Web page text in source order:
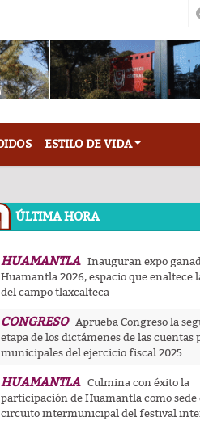
ESTILO DE VIDA
ÚLTIMA HORA
HUAMANTLA Inauguran expo
Huamantla 2026, espacio que enaltece
del campo tlaxcalteca
CONGRESO Aprueba Congreso la
etapa de los dictámenes de las cuentas
municipales del ejercicio fiscal 2025
HUAMANTLA Culmina con éxito la
participación de Huamantla como sede
circuito intermunicipal del festival